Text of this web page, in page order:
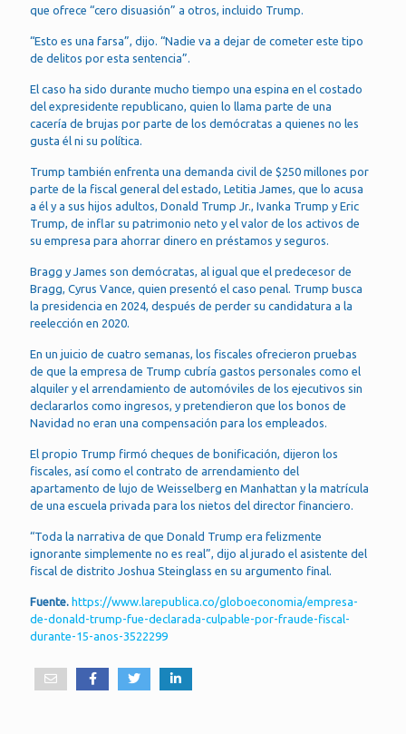
que ofrece “cero disuasión” a otros, incluido Trump.
“Esto es una farsa”, dijo. “Nadie va a dejar de cometer este tipo
de delitos por esta sentencia”.
El caso ha sido durante mucho tiempo una espina en el costado
del expresidente republicano, quien lo llama parte de una
cacería de brujas por parte de los demócratas a quienes no les
gusta él ni su política.
Trump también enfrenta una demanda civil de $250 millones por
parte de la fiscal general del estado, Letitia James, que lo acusa
a él y a sus hijos adultos, Donald Trump Jr., Ivanka Trump y Eric
Trump, de inflar su patrimonio neto y el valor de los activos de
su empresa para ahorrar dinero en préstamos y seguros.
Bragg y James son demócratas, al igual que el predecesor de
Bragg, Cyrus Vance, quien presentó el caso penal. Trump busca
la presidencia en 2024, después de perder su candidatura a la
reelección en 2020.
En un juicio de cuatro semanas, los fiscales ofrecieron pruebas
de que la empresa de Trump cubría gastos personales como el
alquiler y el arrendamiento de automóviles de los ejecutivos sin
declararlos como ingresos, y pretendieron que los bonos de
Navidad no eran una compensación para los empleados.
El propio Trump firmó cheques de bonificación, dijeron los
fiscales, así como el contrato de arrendamiento del
apartamento de lujo de Weisselberg en Manhattan y la matrícula
de una escuela privada para los nietos del director financiero.
“Toda la narrativa de que Donald Trump era felizmente
ignorante simplemente no es real”, dijo al jurado el asistente del
fiscal de distrito Joshua Steinglass en su argumento final.
Fuente. https://www.larepublica.co/globoeconomia/empresa-
de-donald-trump-fue-declarada-culpable-por-fraude-fiscal-
durante-15-anos-3522299